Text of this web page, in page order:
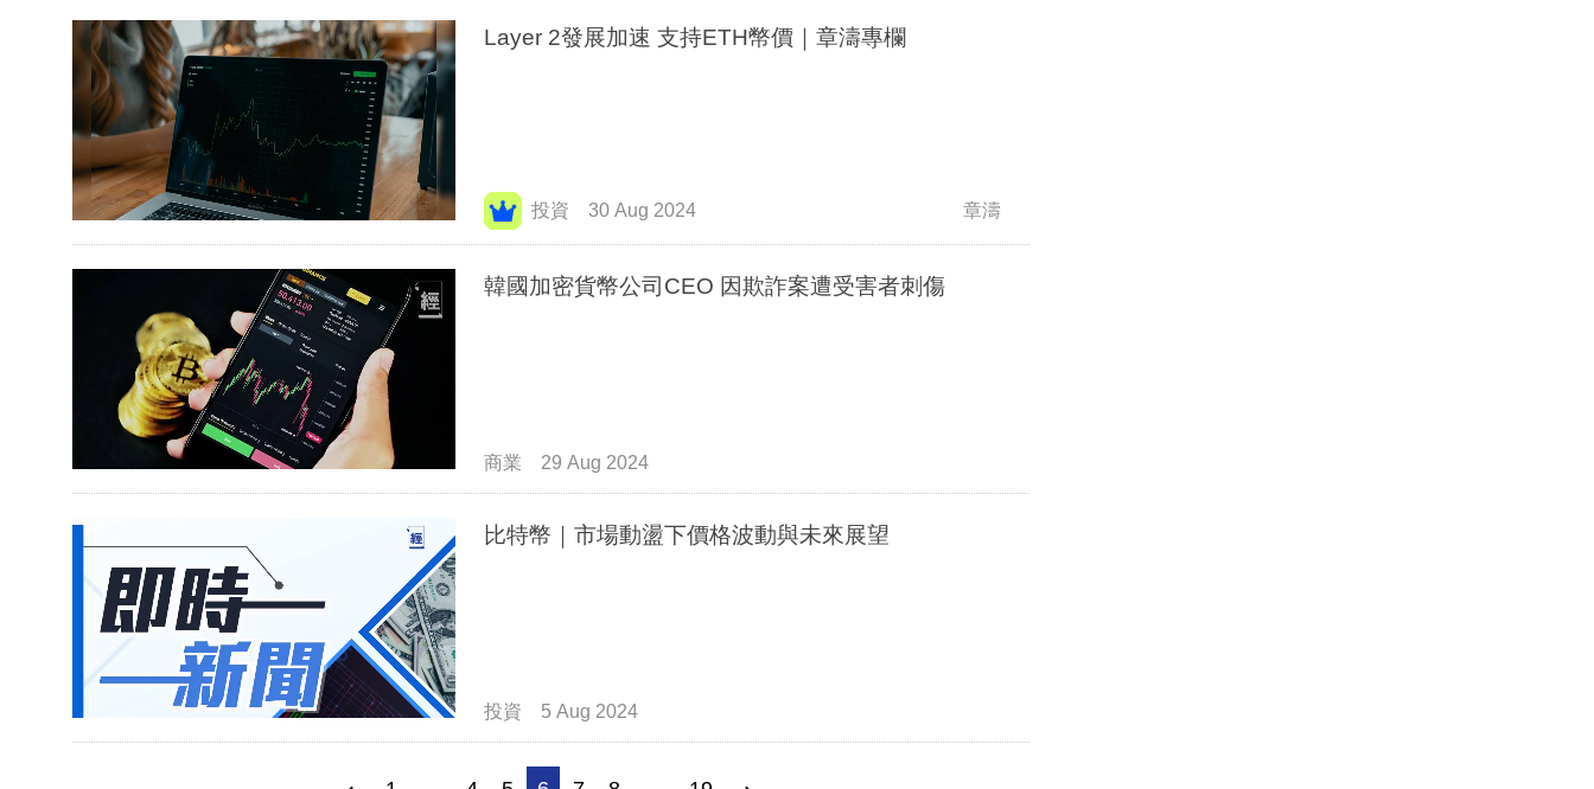
Layer 2發展加速 支持ETH幣價｜章濤專欄
投資 30 Aug 2024 章濤
韓國加密貨幣公司CEO 因欺詐案遭受害者刺傷
商業 29 Aug 2024
比特幣｜市場動盪下價格波動與未來展望
投資 5 Aug 2024